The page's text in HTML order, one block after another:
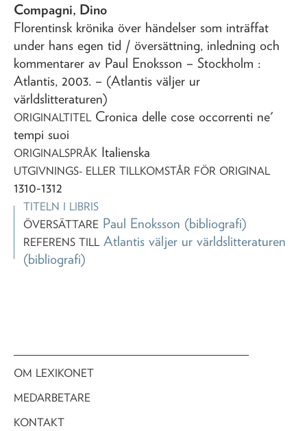
Compagni, Dino
Florentinsk krönika över händelser som inträffat
under hans egen tid / översättning, inledning och
kommentarer av Paul Enoksson – Stockholm :
Atlantis, 2003. – (Atlantis väljer ur
världslitteraturen)
ORIGINALTITEL Cronica delle cose occorrenti ne'
tempi suoi
ORIGINALSPRÅK Italienska
UTGIVNINGS- ELLER TILLKOMSTÅR FÖR ORIGINAL
1310-1312
TITELN I LIBRIS
ÖVERSÄTTARE Paul Enoksson (bibliografi)
REFERENS TILL Atlantis väljer ur världslitteraturen
(bibliografi)
OM LEXIKONET
MEDARBETARE
KONTAKT